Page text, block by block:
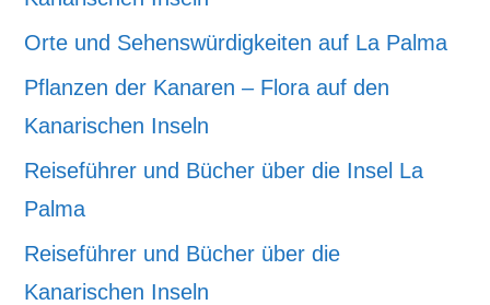
Orte und Sehenswürdigkeiten auf La Palma
Pflanzen der Kanaren – Flora auf den
Kanarischen Inseln
Reiseführer und Bücher über die Insel La
Palma
Reiseführer und Bücher über die
Kanarischen Inseln